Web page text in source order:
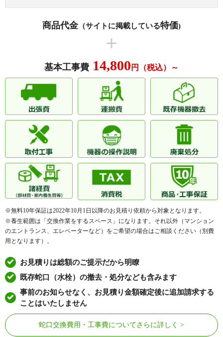
ファスタージュ西岡本サーモス ファミーユ御影西平野
PLANE‐SUPERIOR SUMIYOSHI
HONMACHI
御影本町ガーデンハウス 御影山手シティハウス
メゾンセルサス御影 メゾン岡本
本山アーバンライフ ラフルール本山
ルナピエナ本山中町 ワコーレ深江ハーモニーガーデン
ワコーレ神戸本山ガーデンズ
※その他、多数の実績がございます。
商品代金（サイトに掲載している特価)
基本工事費 14,800 円（税込）～
※無料10年保証は2022年10月1日以降のお見積り依頼から対象となります。
※養生範囲は「交換作業をするスペース」になります。それ以外（マンション
のエントランス、エレベーターなど）をご希望の場合はご相談ください（別費
用となります）。
お見積りは総額のご提示だから明瞭
既存蛇口（水栓）の撤去・処分なども含みます
事前のお知らせなく、お見積り金額確定後に追加請求する
ことはいたしません
蛇口交換費用・工事費についてさらに詳しく